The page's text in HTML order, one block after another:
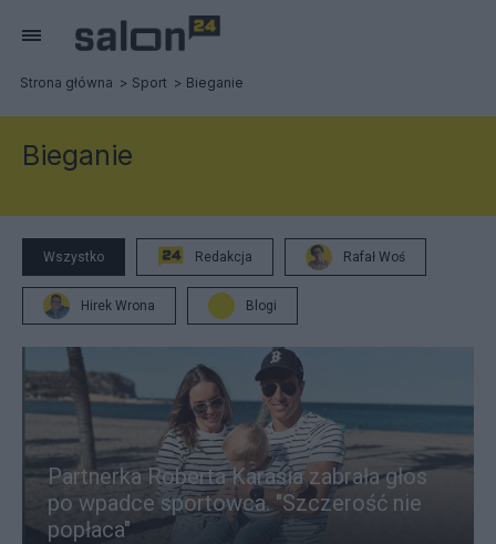
Strona główna Sport Bieganie
Bieganie
Wszystko Redakcja Rafał Woś
Hirek Wrona Blogi
Partnerka Roberta Karasia zabrała głos
po wpadce sportowca. "Szczerość nie
popłaca"